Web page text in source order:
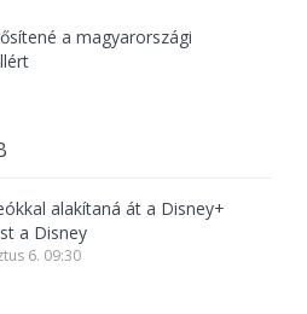
a magyarországi
alakítaná át a Disney+
a Disney
6. 09:30